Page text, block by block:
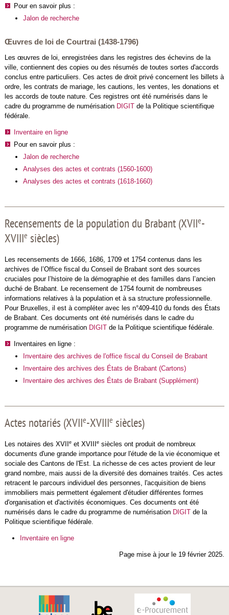
Pour en savoir plus :
Jalon de recherche
Œuvres de loi de Courtrai (1438-1796)
Les œuvres de loi, enregistrées dans les registres des échevins de la
ville, contiennent des copies ou des résumés de toutes sortes d'accords
conclus entre particuliers. Ces actes de droit privé concernent les billets à
ordre, les contrats de mariage, les cautions, les ventes, les donations et
les accords de toute nature. Ces registres ont été numérisés dans le
cadre du programme de numérisation DIGITde la Politique scientifique
fédérale.
Inventaire en ligne
Pour en savoir plus :
Jalon de recherche
Analyses des actes et contrats (1560-1600)
Analyses des actes et contrats (1618-1660)
Recensements de la population du Brabant (XVIIe-
XVIIIe siècles)
Les recensements de 1666, 1686, 1709 et 1754 contenus dans les
archives de l’Office fiscal du Conseil de Brabant sont des sources
cruciales pour l’histoire de la démographie et des familles dans l’ancien
duché de Brabant. Le recensement de 1754 fournit de nombreuses
informations relatives à la population et à sa structure professionnelle.
Pour Bruxelles, il est à compléter avec les n°409-410 du fonds des États
de Brabant. Ces documents ont été numérisés dans le cadre du
programme de numérisation DIGITde la Politique scientifique fédérale.
Inventaires en ligne :
Inventaire des archives de l'office fiscal du Conseil de Brabant
Inventaire des archives des États de Brabant (Cartons)
Inventaire des archives des États de Brabant (Supplément)
Actes notariés (XVIIe-XVIIIe siècles)
Les notaires des XVII eet XVIII esiècles ont produit de nombreux
documents d'une grande importance pour l'étude de la vie économique et
sociale des Cantons de l'Est. La richesse de ces actes provient de leur
grand nombre, mais aussi de la diversité des domaines traités. Ces actes
retracent le parcours individuel des personnes, l'acquisition de biens
immobiliers mais permettent également d'étudier différentes formes
d'organisation et d'activités économiques. Ces documents ont été
numérisés dans le cadre du programme de numérisation DIGITde la
Politique scientifique fédérale.
Inventaire en ligne
Page mise à jour le 19 février 2025.